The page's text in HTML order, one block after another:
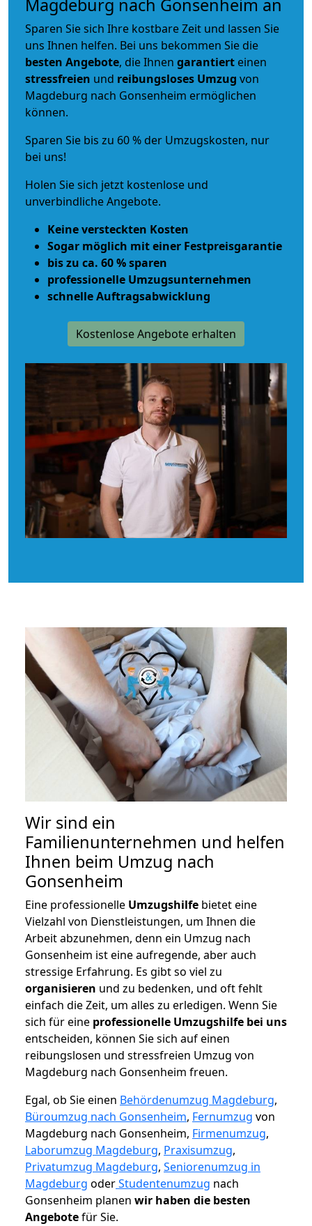
Magdeburg nach Gonsenheim an
Sparen Sie sich Ihre kostbare Zeit und lassen Sie
uns Ihnen helfen. Bei uns bekommen Sie die
besten Angebote, die Ihnen garantiert einen
stressfreien und reibungsloses Umzug von
Magdeburg nach Gonsenheim ermöglichen
können.
Sparen Sie bis zu 60 % der Umzugskosten, nur
bei uns!
Holen Sie sich jetzt kostenlose und
unverbindliche Angebote.
Keine versteckten Kosten
Sogar möglich mit einer Festpreisgarantie
bis zu ca. 60 % sparen
professionelle Umzugsunternehmen
schnelle Auftragsabwicklung
Kostenlose Angebote erhalten
Wir sind ein
Familienunternehmen und helfen
Ihnen beim Umzug nach
Gonsenheim
Eine professionelle Umzugshilfe bietet eine
Vielzahl von Dienstleistungen, um Ihnen die
Arbeit abzunehmen, denn ein Umzug nach
Gonsenheim ist eine aufregende, aber auch
stressige Erfahrung. Es gibt so viel zu
organisieren und zu bedenken, und oft fehlt
einfach die Zeit, um alles zu erledigen. Wenn Sie
sich für eine professionelle Umzugshilfe bei uns
entscheiden, können Sie sich auf einen
reibungslosen und stressfreien Umzug von
Magdeburg nach Gonsenheim freuen.
Egal, ob Sie einen Behördenumzug Magdeburg,
Büroumzug nach Gonsenheim, Fernumzug von
Magdeburg nach Gonsenheim, Firmenumzug,
Laborumzug Magdeburg, Praxisumzug,
Privatumzug Magdeburg, Seniorenumzug in
Magdeburg oderStudentenumzug nach
Gonsenheim planen wir haben die besten
Angebotefür Sie.